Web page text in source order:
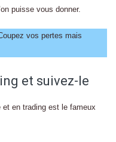
puisse vous donner.
vos pertes mais
et suivez-le
en trading est le fameux